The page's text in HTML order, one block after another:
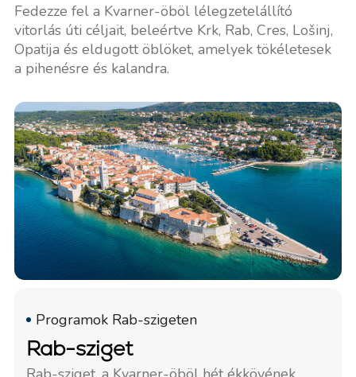
Fedezze fel a Kvarner-öböl lélegzetelállító
vitorlás úti céljait, beleértve Krk, Rab, Cres, Lošinj,
Opatija és eldugott öblöket, amelyek tökéletesek
a pihenésre és kalandra.
Programok Rab-szigeten
Rab-sziget